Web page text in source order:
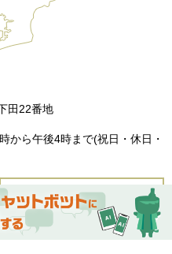
田22番地
から午後4時まで(祝日・休日・
土曜開庁
Reserved.